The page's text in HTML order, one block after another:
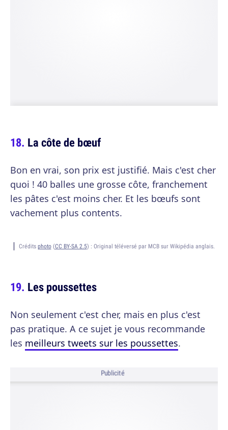
La côte de bœuf
Bon en vrai, son prix est justifié. Mais c'est cher
quoi ! 40 balles une grosse côte, franchement
les pâtes c'est moins cher. Et les bœufs sont
vachement plus contents.
Crédits photo(CC BY-SA 2.5) : Original téléversé par MCB sur Wikipédia anglais.
Les poussettes
Non seulement c'est cher, mais en plus c'est
pas pratique. A ce sujet je vous recommande
les meilleurs tweets sur les poussettes.
Publicité